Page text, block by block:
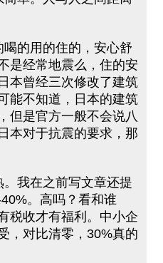
的用的住的，安心舒
是经常地震么，住的安
本曾经三次修改了建筑
能不知道，日本的建筑
但是官方一般不会说八
本对于抗震的要求，那
我在之前写文章还提
。高吗？看和谁
税收才有福利。中小企
，对比清零，30%真的